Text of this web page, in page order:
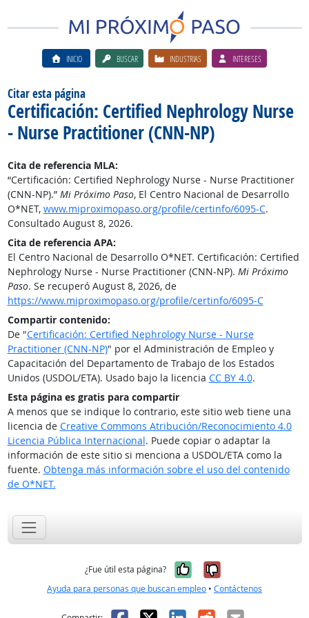
INICIO BUSCAR INDUSTRIAS INTERESES
Citar esta página
Certificación: Certified Nephrology Nurse
- Nurse Practitioner (CNN-NP)
Cita de referencia MLA:
“Certificación: Certified Nephrology Nurse - Nurse Practitioner
(CNN-NP).” Mi Próximo Paso, El Centro Nacional de Desarrollo
O*NET, www.miproximopaso.org/profile/certinfo/6095-C.
Consultado August 8, 2026.
Cita de referencia APA:
El Centro Nacional de Desarrollo O*NET. Certificación: Certified
Nephrology Nurse - Nurse Practitioner (CNN-NP). Mi Próximo
Paso. Se recuperó August 8, 2026, de
https://www.miproximopaso.org/profile/certinfo/6095-C
Compartir contenido:
De "Certificación: Certified Nephrology Nurse - Nurse
Practitioner (CNN-NP)" por el Administración de Empleo y
Capacitación del Departamento de Trabajo de los Estados
Unidos (USDOL/ETA). Usado bajo la licencia CC BY 4.0.
Esta página es gratis para compartir
A menos que se indique lo contrario, este sitio web tiene una
licencia de Creative Commons Atribución/Reconocimiento 4.0
Licencia Pública Internacional. Puede copiar o adaptar la
información de este sitio si menciona a USDOL/ETA como la
fuente. Obtenga más información sobre el uso del contenido
de O*NET.
¿Fue útil esta página? Sí, fue útil
No, no fue
Ayuda para personas que buscan empleo • Contáctenos